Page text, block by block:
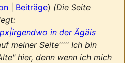
Beiträge) (Die Seite
in der Ägäis
meiner Seite''''' Ich bin
hier, denn wenn ich mich